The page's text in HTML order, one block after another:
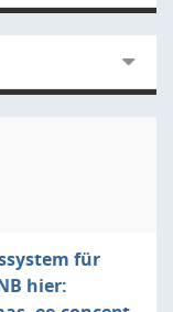
für
hier: